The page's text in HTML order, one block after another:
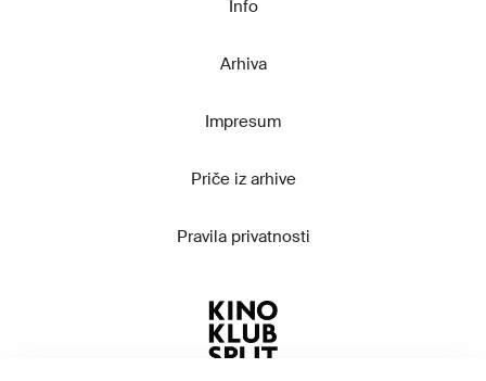
Info
Arhiva
Impresum
Priče iz arhive
Pravila privatnosti